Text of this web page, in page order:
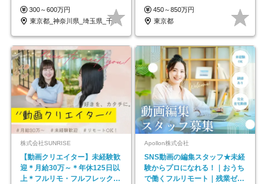
ープの正社員/sg
300～600万円
東京都_神奈川県_埼玉県_千葉県_大阪府…
450～850万円
東京都
株式会社SUNRISE
【動画クリエイター】未経験歓
迎＊月給30万～＊年休125日以
上＊フルリモ・フルフレックス
Apollon株式会社
SNS動画の編集スタッフ★未経
験からプロになれる！｜おうち
で働くフルリモート｜残業ゼロ